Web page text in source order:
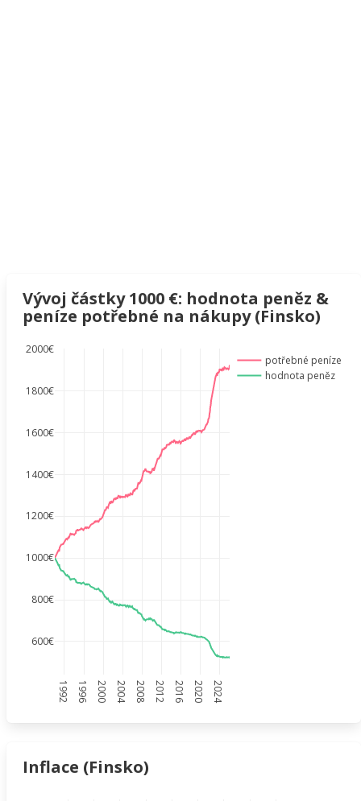
Vývoj částky 1000 €: hodnota peněz &
peníze potřebné na nákupy (Finsko)
1992 1996 2000 2004 2008 2012 2016 2020 2024
600€
800€
1000€
1200€
1400€
1600€
1800€
2000€
potřebné peníze
hodnota peněz
Inflace (Finsko)